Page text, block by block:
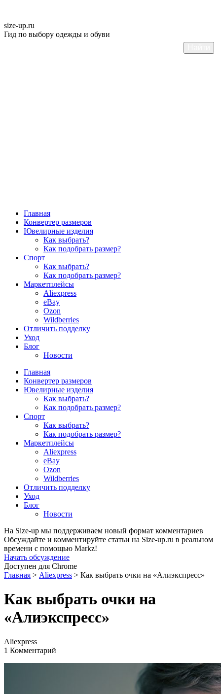
size-up.ru
Гид по выбору одежды и обуви
Главная
Конвертер размеров
Ювелирные изделия
Как выбрать?
Как подобрать размер?
Спорт
Как выбрать?
Как подобрать размер?
Маркетплейсы
Aliexpress
eBay
Ozon
Wildberries
Отличить подделку
Уход
Блог
Новости
Главная
Конвертер размеров
Ювелирные изделия
Как выбрать?
Как подобрать размер?
Спорт
Как выбрать?
Как подобрать размер?
Маркетплейсы
Aliexpress
eBay
Ozon
Wildberries
Отличить подделку
Уход
Блог
Новости
На Size-up мы поддерживаем новый формат комментариев
Обсуждайте и комментируйте статьи на Size-up.ru в реальном
времени с помощью Markz!
Начать обсуждение
Доступен для Chrome
Главная > Aliexpress > Как выбрать очки на «Алиэкспресс»
Как выбрать очки на
«Алиэкспресс»
Aliexpress
1 Комментарий